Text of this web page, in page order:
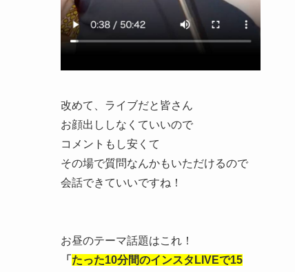
改めて、ライブだと皆さん
お顔出ししなくていいので
コメントもし安くて
その場で質問なんかもいただけるので
会話できていいですね！
お昼のテーマ話題はこれ！
「 たった10分間のインスタLIVEで15